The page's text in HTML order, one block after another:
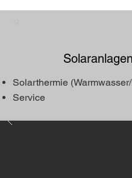
Solaranlagen ​
Solarthermie (Warmwasser/
Service